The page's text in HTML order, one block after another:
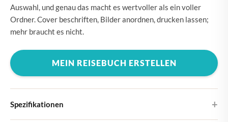
Auswahl, und genau das macht es wertvoller als ein voller
Ordner. Cover beschriften, Bilder anordnen, drucken lassen;
mehr braucht es nicht.
MEIN REISEBUCH ERSTELLEN
Spezifikationen